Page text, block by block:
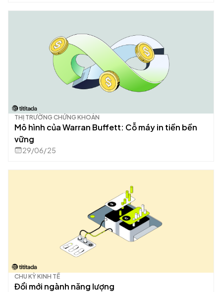
THỊ TRƯỜNG CHỨNG KHOÁN
Mô hình của Warran Buffett: Cỗ máy in tiền bền
vững
29/06/25
CHU KỲ KINH TẾ
Đổi mới ngành năng lượng